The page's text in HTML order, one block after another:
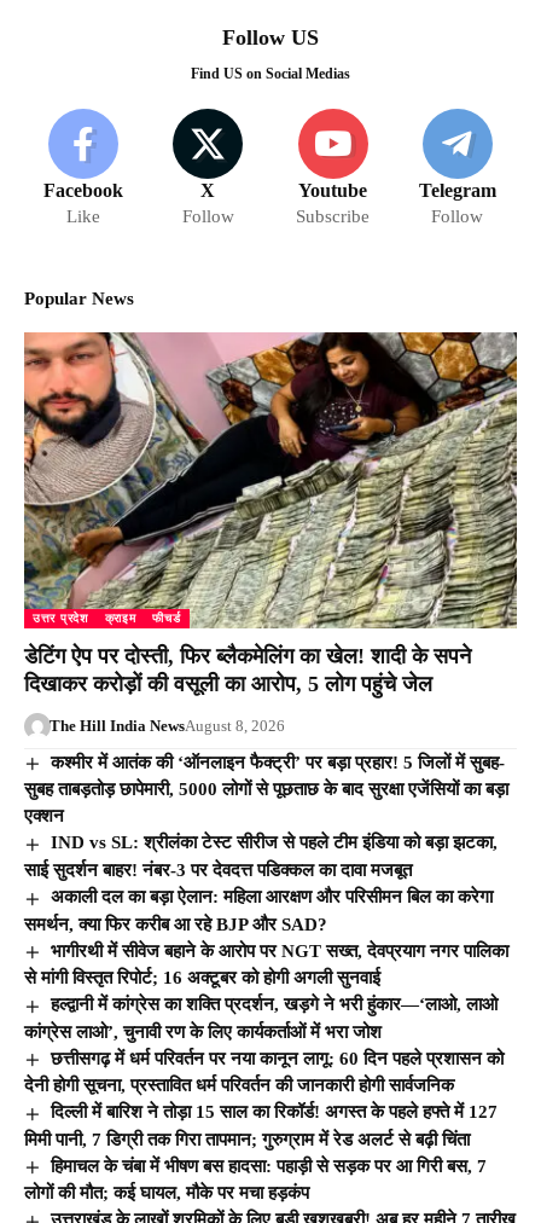
Follow US
Find US on Social Medias
Facebook
Like
X
Follow
Youtube
Subscribe
Telegram
Follow
Popular News
उत्तर प्रदेश क्राइम फीचर्ड
डेटिंग ऐप पर दोस्ती, फिर ब्लैकमेलिंग का खेल! शादी के सपने
दिखाकर करोड़ों की वसूली का आरोप, 5 लोग पहुंचे जेल
The Hill India NewsAugust 8, 2026
कश्मीर में आतंक की ‘ऑनलाइन फैक्ट्री’ पर बड़ा प्रहार! 5 जिलों में सुबह-
सुबह ताबड़तोड़ छापेमारी, 5000 लोगों से पूछताछ के बाद सुरक्षा एजेंसियों का बड़ा
एक्शन
IND vs SL: श्रीलंका टेस्ट सीरीज से पहले टीम इंडिया को बड़ा झटका,
साई सुदर्शन बाहर! नंबर-3 पर देवदत्त पडिक्कल का दावा मजबूत
अकाली दल का बड़ा ऐलान: महिला आरक्षण और परिसीमन बिल का करेगा
समर्थन, क्या फिर करीब आ रहे BJP और SAD?
भागीरथी में सीवेज बहाने के आरोप पर NGT सख्त, देवप्रयाग नगर पालिका
से मांगी विस्तृत रिपोर्ट; 16 अक्टूबर को होगी अगली सुनवाई
हल्द्वानी में कांग्रेस का शक्ति प्रदर्शन, खड़गे ने भरी हुंकार—‘लाओ, लाओ
कांग्रेस लाओ’, चुनावी रण के लिए कार्यकर्ताओं में भरा जोश
छत्तीसगढ़ में धर्म परिवर्तन पर नया कानून लागू: 60 दिन पहले प्रशासन को
देनी होगी सूचना, प्रस्तावित धर्म परिवर्तन की जानकारी होगी सार्वजनिक
दिल्ली में बारिश ने तोड़ा 15 साल का रिकॉर्ड! अगस्त के पहले हफ्ते में 127
मिमी पानी, 7 डिग्री तक गिरा तापमान; गुरुग्राम में रेड अलर्ट से बढ़ी चिंता
हिमाचल के चंबा में भीषण बस हादसा: पहाड़ी से सड़क पर आ गिरी बस, 7
लोगों की मौत; कई घायल, मौके पर मचा हड़कंप